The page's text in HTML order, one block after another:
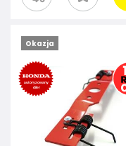
Okazja